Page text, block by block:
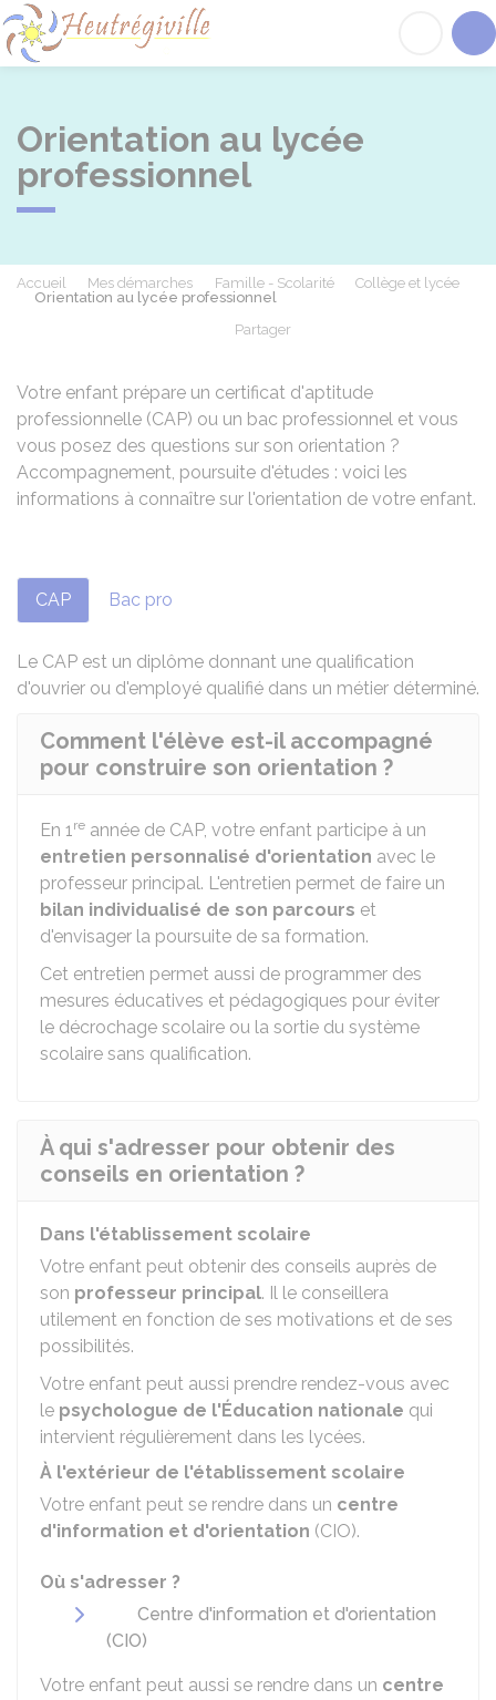
Orientation au lycée
professionnel
Accueil Mes démarches Famille - Scolarité
Collège et lycée
Orientation au lycée professionnel
Partager
Votre enfant prépare un certificat d'aptitude
professionnelle (CAP) ou un bac professionnel et vous
vous posez des questions sur son orientation ?
Accompagnement, poursuite d'études : voici les
informations à connaître sur l'orientation de votre enfant.
CAP Bac pro
Le CAP est un diplôme donnant une qualification
d'ouvrier ou d'employé qualifié dans un métier déterminé.
Comment l'élève est-il accompagné
pour construire son orientation ?
En 1re année de CAP, votre enfant participe à un
entretien personnalisé d'orientation avec le
professeur principal. L'entretien permet de faire un
bilan individualisé de son parcours et
d'envisager la poursuite de sa formation.
Cet entretien permet aussi de programmer des
mesures éducatives et pédagogiques pour éviter
le décrochage scolaire ou la sortie du système
scolaire sans qualification.
À qui s'adresser pour obtenir des
conseils en orientation ?
Dans l'établissement scolaire
Votre enfant peut obtenir des conseils auprès de
son professeur principal. Il le conseillera
utilement en fonction de ses motivations et de ses
possibilités.
Votre enfant peut aussi prendre rendez-vous avec
le psychologue de l'Éducation nationale qui
intervient régulièrement dans les lycées.
À l'extérieur de l'établissement scolaire
Votre enfant peut se rendre dans un centre
d'information et d'orientation (CIO).
Où s'adresser ?
Centre d'information et d'orientation
(CIO)
Votre enfant peut aussi se rendre dans un centre